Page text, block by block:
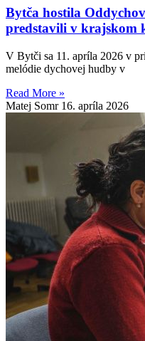
Bytča hostila
predstavili v krajskom
V Bytči sa 11. apríla 2026 v
melódie dychovej hudby v
Read More »
Matej Somr 16. apríla 2026